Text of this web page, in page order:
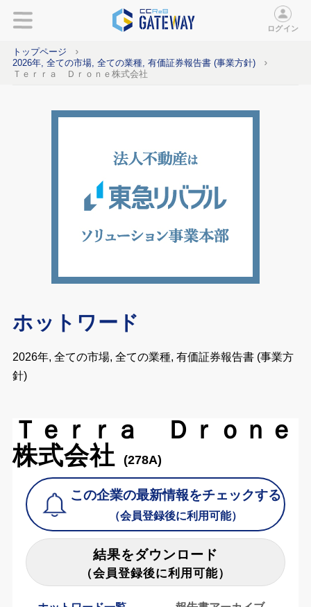
ログイン
トップページ
2026年, 全ての市場, 全ての業種, 有価証券報告書 (事業方針)
Ｔｅｒｒａ Ｄｒｏｎｅ株式会社
ホットワード
2026年, 全ての市場, 全ての業種, 有価証券報告書 (事業方
針)
Ｔｅｒｒａ Ｄｒｏｎｅ
株式会社
(278A)
この企業の最新情報をチェックする
（会員登録後に利用可能）
結果をダウンロード
（会員登録後に利用可能）